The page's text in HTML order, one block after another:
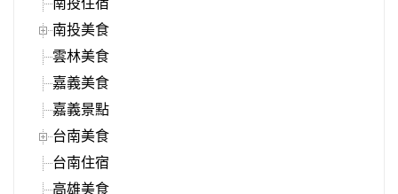
南投美食
雲林美食
嘉義美食
嘉義景點
台南美食
台南住宿
高雄美食